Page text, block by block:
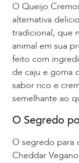
O Queijo
alternativa
tradicional, que
animal em sua
feito com
de caju e goma
sabor rico e
semelhante ao
O Segredo
O segredo para
Cheddar